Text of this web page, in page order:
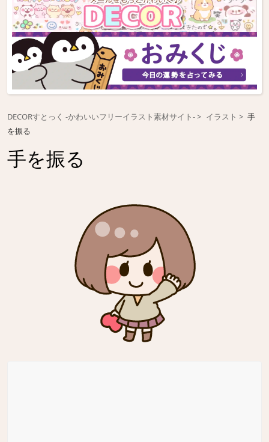
DECORすとっく -かわいいフリーイラスト素材サイト- イラスト
手
を振る
手を振る